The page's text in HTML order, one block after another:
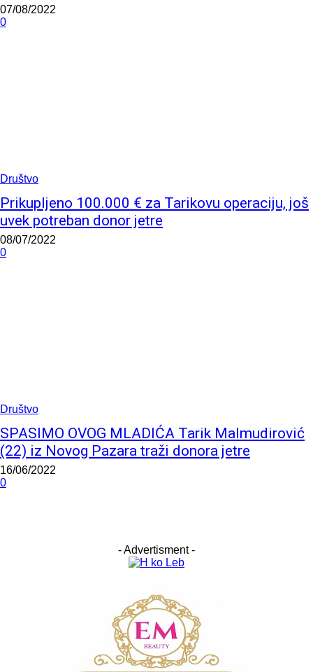
07/08/2022
0
Društvo
Prikupljeno 100.000 € za Tarikovu operaciju, još
uvek potreban donor jetre
08/07/2022
0
Društvo
SPASIMO OVOG MLADIĆA Tarik Malmudirović
(22) iz Novog Pazara traži donora jetre
16/06/2022
0
- Advertisment -